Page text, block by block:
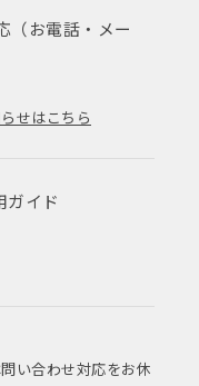
（お電話・メー
せはこちら
ガイド
い合わせ対応をお休